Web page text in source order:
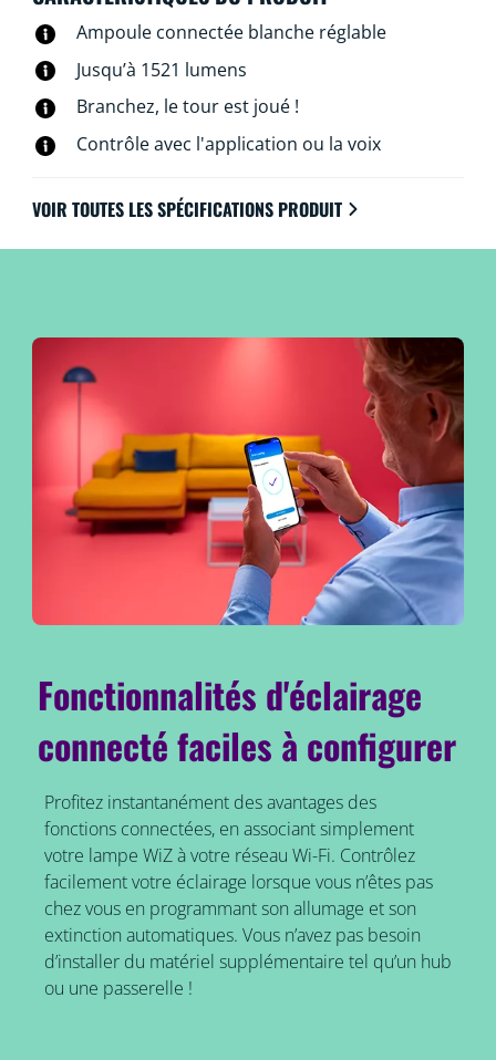
Fi et l’application WiZ, la télécommande WiZ associée
ou à la voix.
Ampoule connectée blanche réglable
Jusqu’à 1521 lumens
Branchez, le tour est joué !
Contrôle avec l'application ou la voix
VOIR TOUTES LES SPÉCIFICATIONS PRODUIT
Fonctionnalités d'éclairage
connecté faciles à configurer
Profitez instantanément des avantages des
fonctions connectées, en associant simplement
votre lampe WiZ à votre réseau Wi-Fi. Contrôlez
facilement votre éclairage lorsque vous n’êtes pas
chez vous en programmant son allumage et son
extinction automatiques. Vous n’avez pas besoin
d’installer du matériel supplémentaire tel qu’un hub
ou une passerelle !